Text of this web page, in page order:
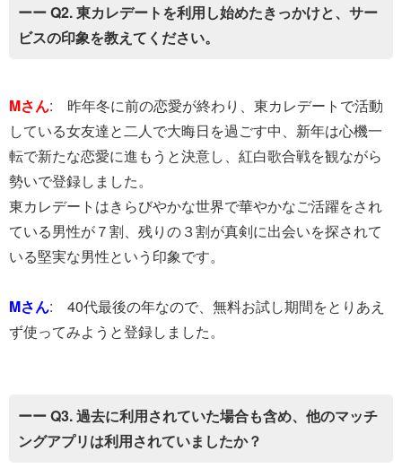
ーー Q2. 東カレデートを利用し始めたきっかけと、サー
ビスの印象を教えてください。
Mさん: 昨年冬に前の恋愛が終わり、東カレデートで活動
している女友達と二人で大晦日を過ごす中、新年は心機一
転で新たな恋愛に進もうと決意し、紅白歌合戦を観ながら
勢いで登録しました。
東カレデートはきらびやかな世界で華やかなご活躍をされ
ている男性が７割、残りの３割が真剣に出会いを探されて
いる堅実な男性という印象です。
Mさん: 40代最後の年なので、無料お試し期間をとりあえ
ず使ってみようと登録しました。
ーー Q3. 過去に利用されていた場合も含め、他のマッチ
ングアプリは利用されていましたか？